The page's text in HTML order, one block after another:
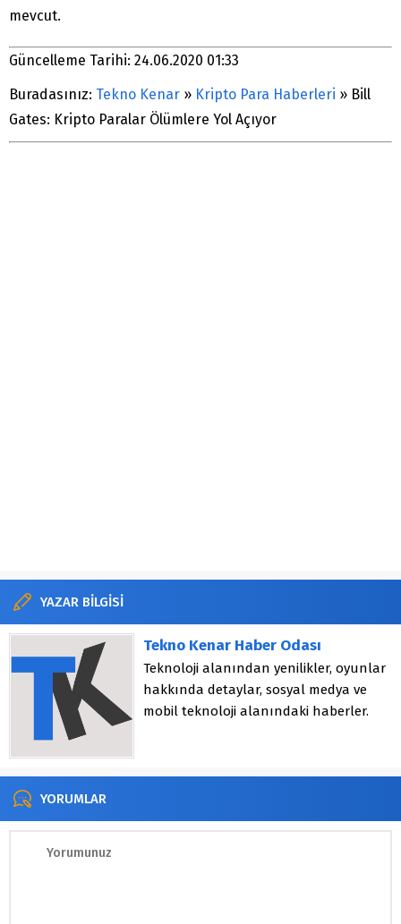
mevcut.
Güncelleme Tarihi: 24.06.2020 01:33
Buradasınız: Tekno Kenar » Kripto Para Haberleri » Bill
Gates: Kripto Paralar Ölümlere Yol Açıyor
YAZAR BİLGİSİ
Tekno Kenar Haber Odası
Teknoloji alanından yenilikler, oyunlar
hakkında detaylar, sosyal medya ve
mobil teknoloji alanındaki haberler.
YORUMLAR